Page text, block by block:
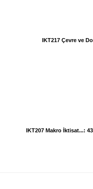
IKT207 Makro İktisat...:
IKT217 Çevre ve